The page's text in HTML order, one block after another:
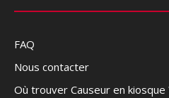
FAQ
Nous contacter
Où trouver Causeur en kiosque